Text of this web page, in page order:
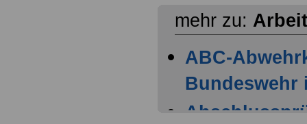
mehr zu:
ABC-
Bundeswehr